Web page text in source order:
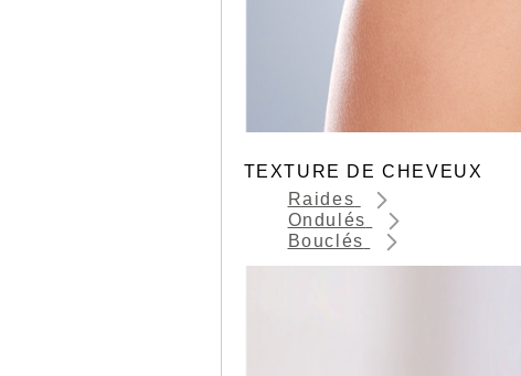
TEXTURE DE CHEVEUX
Raides
Ondulés
Bouclés